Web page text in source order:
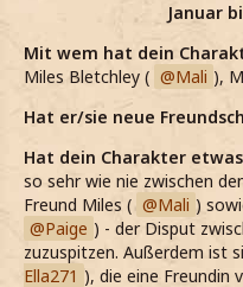
Januar
Mit wem hat dein
Miles Bletchley (
Mali ),
Hat er/sie neue
Hat dein Charakter
so sehr wie nie zwischen
Freund Miles (
Mali )
Paige ) - der Disput
zuzuspitzen. Außerdem ist
Ella271 ), die eine Freundin